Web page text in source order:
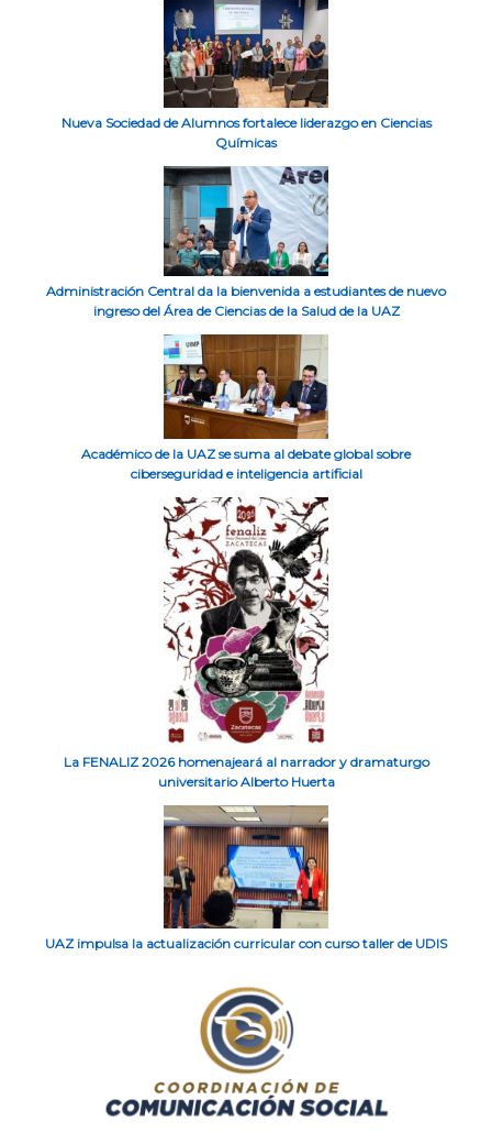
Nueva Sociedad de Alumnos fortalece liderazgo en Ciencias
Químicas
Administración Central da la bienvenida a estudiantes de nuevo
ingreso del Área de Ciencias de la Salud de la UAZ
Académico de la UAZ se suma al debate global sobre
ciberseguridad e inteligencia artificial
La FENALIZ 2026 homenajeará al narrador y dramaturgo
universitario Alberto Huerta
UAZ impulsa la actualización curricular con curso taller de UDIS